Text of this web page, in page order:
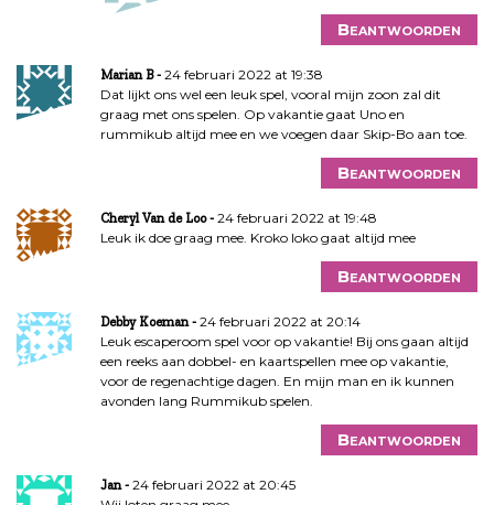
Beantwoorden
Marian B
24 februari 2022 at 19:38
Dat lijkt ons wel een leuk spel, vooral mijn zoon zal dit
graag met ons spelen. Op vakantie gaat Uno en
rummikub altijd mee en we voegen daar Skip-Bo aan toe.
Beantwoorden
Cheryl Van de Loo
24 februari 2022 at 19:48
Leuk ik doe graag mee. Kroko loko gaat altijd mee
Beantwoorden
Debby Koeman
24 februari 2022 at 20:14
Leuk escaperoom spel voor op vakantie! Bij ons gaan altijd
een reeks aan dobbel- en kaartspellen mee op vakantie,
voor de regenachtige dagen. En mijn man en ik kunnen
avonden lang Rummikub spelen.
Beantwoorden
Jan
24 februari 2022 at 20:45